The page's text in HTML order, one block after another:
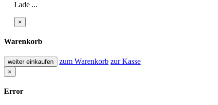
Lade ...
×
Warenkorb
weiter einkaufen zum Warenkorb zur Kasse
×
Error